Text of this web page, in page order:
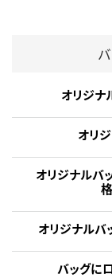
オリジナ
オリ
オリジナルバ
オリジナルバ
バッグに